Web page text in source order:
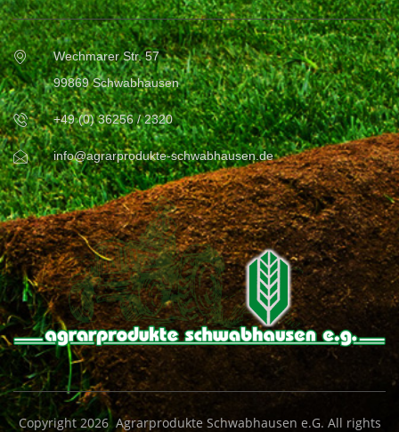
Wechmarer Str. 57
99869 Schwabhausen
+49 (0) 36256 / 2320
info@agrarprodukte-schwabhausen.de
Copyright 2026 Agrarprodukte Schwabhausen e.G. All rights